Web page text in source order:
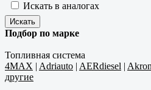
Искать в аналогах
Подбор по марке
Топливная система
4MAX | Adriauto | AERdiesel |
другие